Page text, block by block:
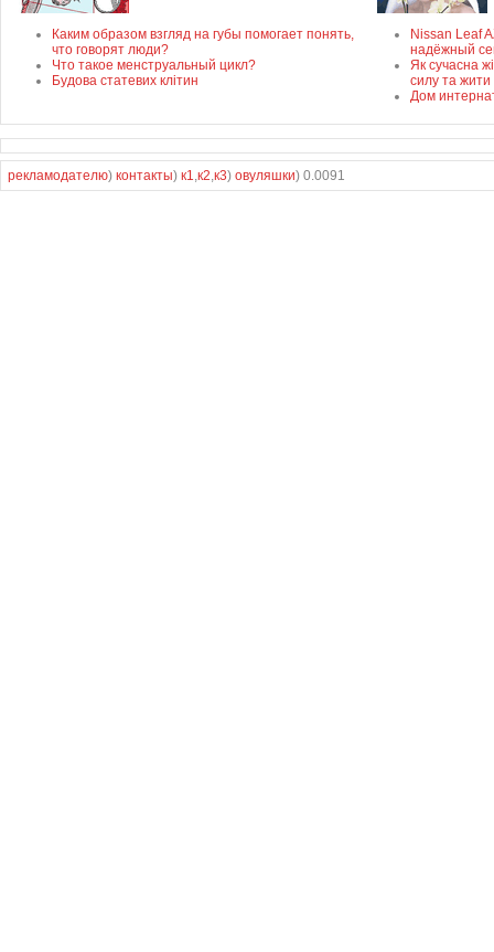
Каким образом взгляд на губы помогает понять,
что говорят люди?
Что такое менструальный цикл?
Будова статевих клітин
Nissan Leaf
надёжный
Як сучасна
силу та жити
Дом
рекламодателю) контакты) к1,к2,к3) овуляшки) 0.0091